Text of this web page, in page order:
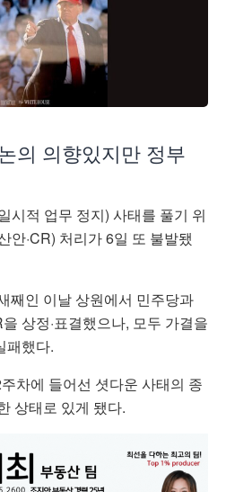
의 의향있지만 정부
시적 업무 정지) 사태를 풀기 위
안·CR) 처리가 6일 또 불발됐
째인 이날 상원에서 민주당과
상정·표결했으나, 모두 가결을
패했다.
차에 들어선 셧다운 사태의 종
상태로 있게 됐다.